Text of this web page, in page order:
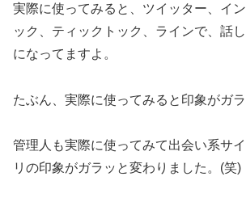
実際に使ってみると、ツイッター、イ
ック、ティックトック、ラインで、話
になってますよ。
たぶん、実際に使ってみると印象がガラ
管理人も実際に使ってみて出会い系サ
リの印象がガラッと変わりました。(笑)